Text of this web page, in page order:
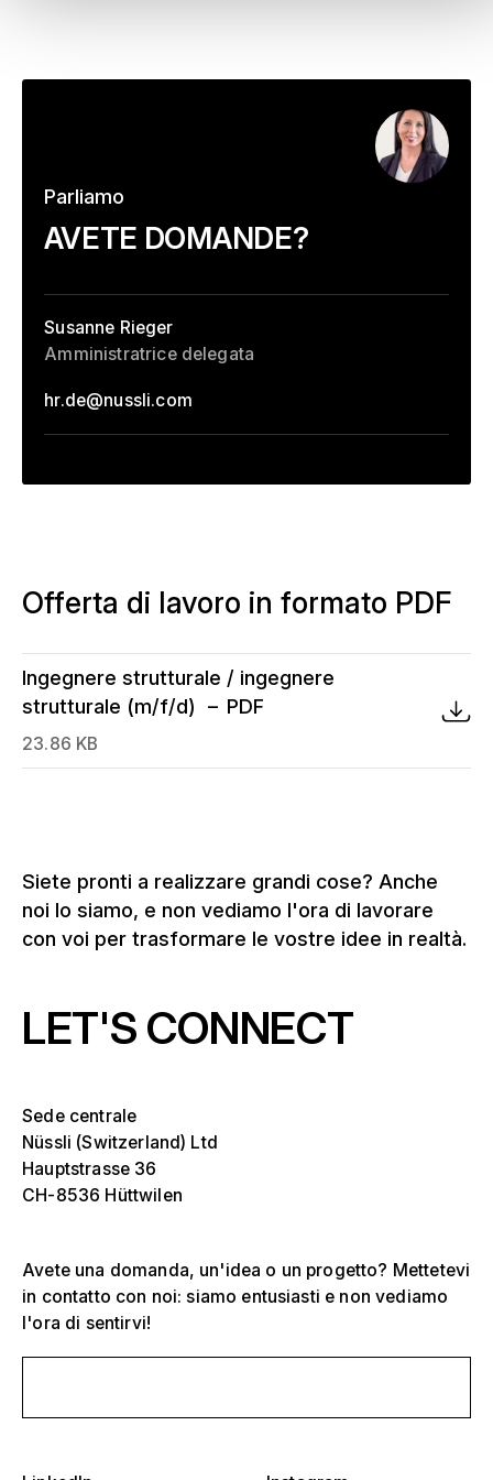
Parliamo
–
AVETE DOMANDE?
Susanne Rieger
Amministratrice delegata
hr.de@nussli.com
Offerta di lavoro in formato PDF
Ingegnere strutturale / ingegnere
strutturale (m/f/d)
PDF
23.86 KB
Siete pronti a realizzare grandi cose? Anche
noi lo siamo, e non vediamo l'ora di lavorare
con voi per trasformare le vostre idee in realtà.
LET'S CONNECT
Sede centrale
Nüssli (Switzerland) Ltd
Hauptstrasse 36
CH-8536 Hüttwilen
Avete una domanda, un'idea o un progetto? Mettetevi
in contatto con noi: siamo entusiasti e non vediamo
l'ora di sentirvi!
Seleziona uno o più
Seleziona una regione o un paese specifico